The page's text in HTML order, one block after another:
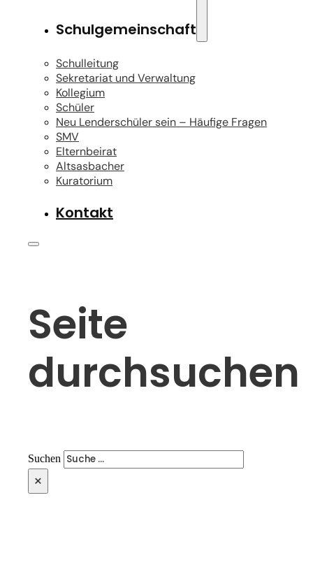
Schulgemeinschaft
Schulleitung
Sekretariat und Verwaltung
Kollegium
Schüler
Neu Lenderschüler sein – Häufige Fragen
SMV
Elternbeirat
Altsasbacher
Kuratorium
Kontakt
Seite
durchsuchen
Suchen
×